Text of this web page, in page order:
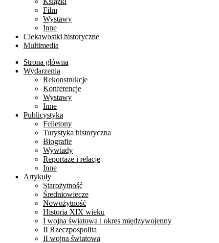
Film
Wystawy
Inne
Ciekawostki historyczne
Multimedia
Strona główna
Wydarzenia
Rekonstrukcje
Konferencje
Wystawy
Inne
Publicystyka
Felietony
Turystyka historyczna
Biografie
Wywiady
Reportaże i relacje
Inne
Artykuły
Starożytność
Średniowiecze
Nowożytność
Historia XIX wieku
I wojna światowa i okres międzywojenny
II Rzeczpospolita
II wojna światowa